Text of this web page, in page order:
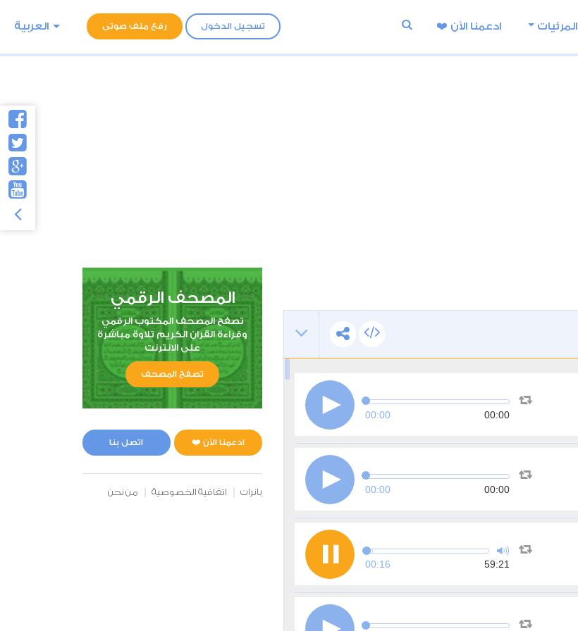
تسجيل الدخول رفع ملف صوتى العربية المرئيات ادعمنا اﻵن ❤️
00:00 00:00
00:00 00:00
00:16 59:21
المصحف الرقمي
تصفح المصحف المكتوب الرقمي
وقراءة القران الكريم تلاوة مباشرة
على الانترنت
تصفح المصحف
ادعمنا الآن ❤️ اتصل بنا
بانرات اتفاقية الخصوصية من نحن